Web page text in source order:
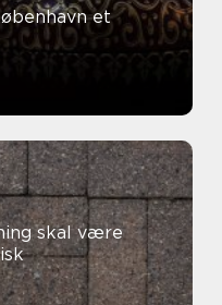
et
skal være